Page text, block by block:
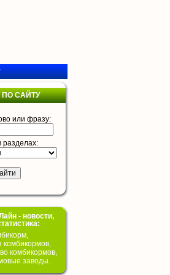
САЙТУ
или фразу:
разделах:
- новости,
комбикормов,
комбикормов,
заводы.